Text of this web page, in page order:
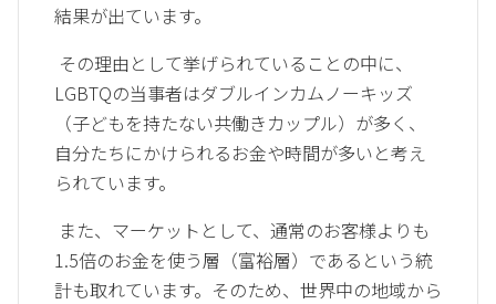
結果が出ています。
その理由として挙げられていることの中に、
LGBTQの当事者はダブルインカムノーキッズ
（子どもを持たない共働きカップル）が多く、
自分たちにかけられるお金や時間が多いと考え
られています。
また、マーケットとして、通常のお客様よりも
1.5倍のお金を使う層（富裕層）であるという統
計も取れています。そのため、世界中の地域から